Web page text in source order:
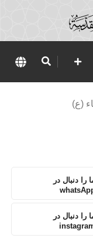
(ع)
را دنبال در
را دنبال در